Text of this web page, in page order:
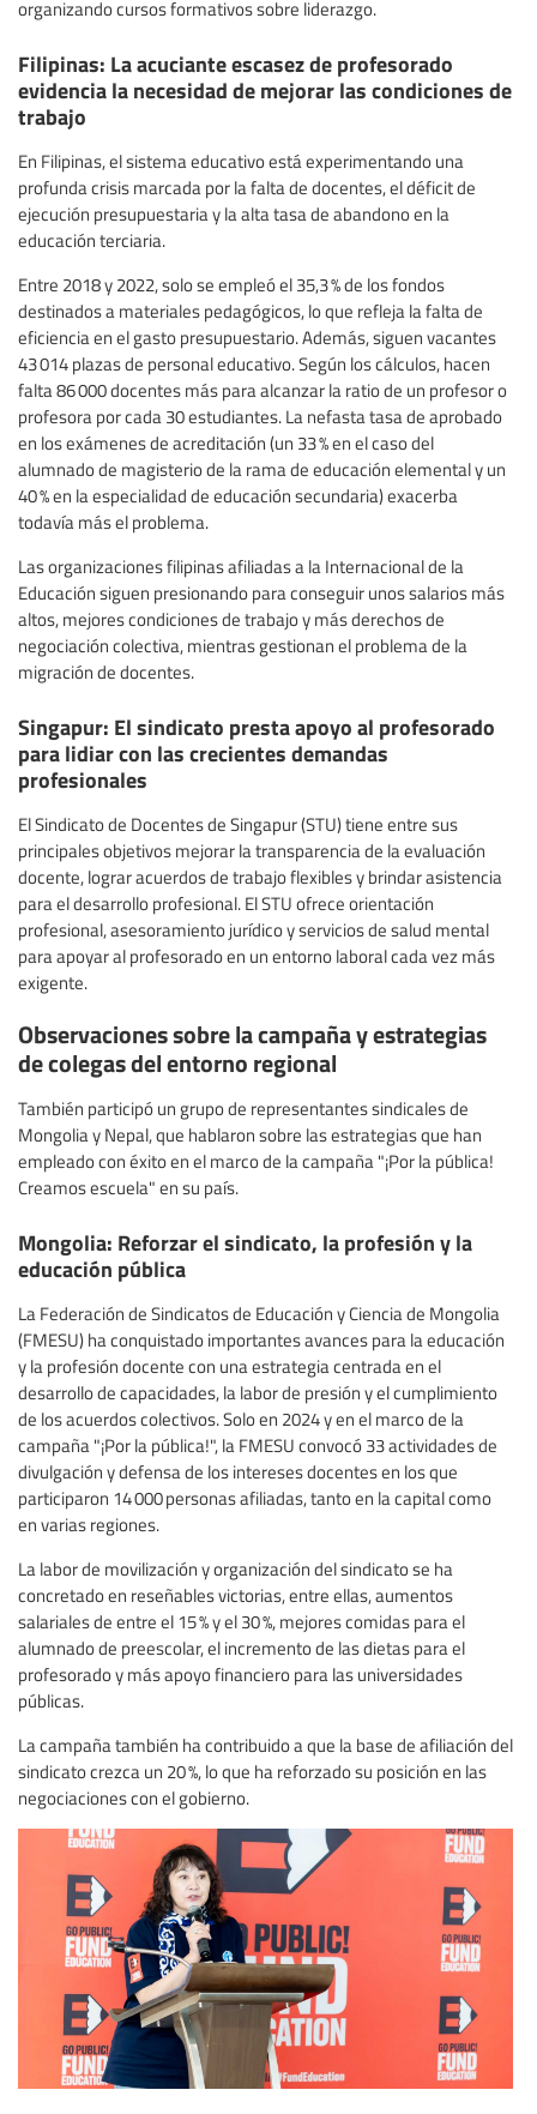
organizando cursos formativos sobre liderazgo.
Filipinas: La acuciante escasez de profesorado
evidencia la necesidad de mejorar las condiciones de
trabajo
En Filipinas, el sistema educativo está experimentando una
profunda crisis marcada por la falta de docentes, el déficit de
ejecución presupuestaria y la alta tasa de abandono en la
educación terciaria.
Entre 2018 y 2022, solo se empleó el 35,3 % de los fondos
destinados a materiales pedagógicos, lo que refleja la falta de
eficiencia en el gasto presupuestario. Además, siguen vacantes
43 014 plazas de personal educativo. Según los cálculos, hacen
falta 86 000 docentes más para alcanzar la ratio de un profesor o
profesora por cada 30 estudiantes. La nefasta tasa de aprobado
en los exámenes de acreditación (un 33 % en el caso del
alumnado de magisterio de la rama de educación elemental y un
40 % en la especialidad de educación secundaria) exacerba
todavía más el problema.
Las organizaciones filipinas afiliadas a la Internacional de la
Educación siguen presionando para conseguir unos salarios más
altos, mejores condiciones de trabajo y más derechos de
negociación colectiva, mientras gestionan el problema de la
migración de docentes.
Singapur: El sindicato presta apoyo al profesorado
para lidiar con las crecientes demandas
profesionales
El Sindicato de Docentes de Singapur (STU) tiene entre sus
principales objetivos mejorar la transparencia de la evaluación
docente, lograr acuerdos de trabajo flexibles y brindar asistencia
para el desarrollo profesional. El STU ofrece orientación
profesional, asesoramiento jurídico y servicios de salud mental
para apoyar al profesorado en un entorno laboral cada vez más
exigente.
Observaciones sobre la campaña y estrategias
de colegas del entorno regional
También participó un grupo de representantes sindicales de
Mongolia y Nepal, que hablaron sobre las estrategias que han
empleado con éxito en el marco de la campaña "¡Por la pública!
Creamos escuela" en su país.
Mongolia: Reforzar el sindicato, la profesión y la
educación pública
La Federación de Sindicatos de Educación y Ciencia de Mongolia
(FMESU) ha conquistado importantes avances para la educación
y la profesión docente con una estrategia centrada en el
desarrollo de capacidades, la labor de presión y el cumplimiento
de los acuerdos colectivos. Solo en 2024 y en el marco de la
campaña "¡Por la pública!", la FMESU convocó 33 actividades de
divulgación y defensa de los intereses docentes en los que
participaron 14 000 personas afiliadas, tanto en la capital como
en varias regiones.
La labor de movilización y organización del sindicato se ha
concretado en reseñables victorias, entre ellas, aumentos
salariales de entre el 15 % y el 30 %, mejores comidas para el
alumnado de preescolar, el incremento de las dietas para el
profesorado y más apoyo financiero para las universidades
públicas.
La campaña también ha contribuido a que la base de afiliación del
sindicato crezca un 20 %, lo que ha reforzado su posición en las
negociaciones con el gobierno.